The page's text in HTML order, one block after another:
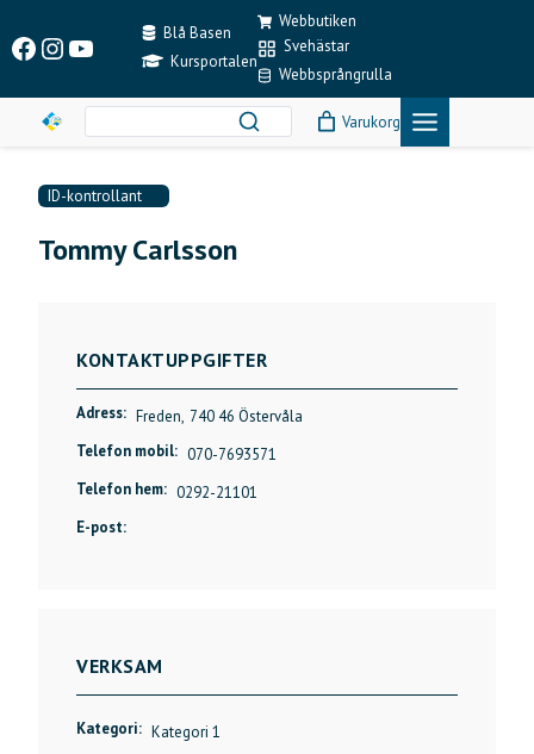
content
Facebook
Instagram
YouTubeBlå Basen
Kursportalen
Webbutiken
Svehästar
Webbsprångrulla
Varukorg
ID-kontrollant
Tommy Carlsson
KONTAKTUPPGIFTER
Adress: Freden, 740 46 Östervåla
Telefon mobil: 070-7693571
Telefon hem: 0292-21101
E-post:
VERKSAM
Kategori: Kategori 1